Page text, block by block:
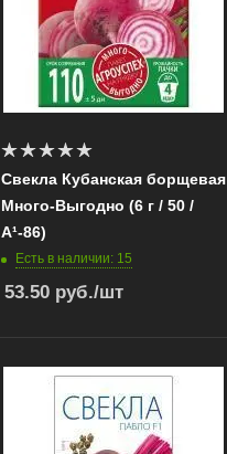
Свекла Кубанская борщевая
Много-Выгодно (6 г / 50 /
А¹-86)
Есть в наличии: 15
53.50 руб./шт